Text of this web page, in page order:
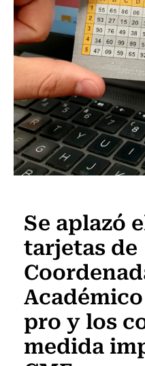
Se aplazó
tarjetas de
pro y los
medida